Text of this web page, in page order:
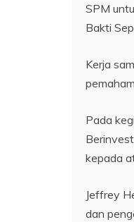
SPM
Bakti
Kerja
Pada
kepada
Jeffrey
dan